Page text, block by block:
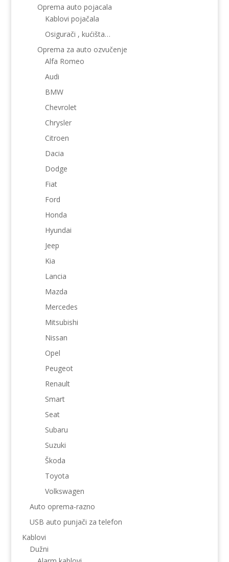
Oprema auto pojacala
Kablovi pojačala
Osigurači , kućišta…
Oprema za auto ozvučenje
Alfa Romeo
Audi
BMW
Chevrolet
Chrysler
Citroen
Dacia
Dodge
Fiat
Ford
Honda
Hyundai
Jeep
Kia
Lancia
Mazda
Mercedes
Mitsubishi
Nissan
Opel
Peugeot
Renault
Smart
Seat
Subaru
Suzuki
Škoda
Toyota
Volkswagen
Auto oprema-razno
USB auto punjači za telefon
Kablovi
Dužni